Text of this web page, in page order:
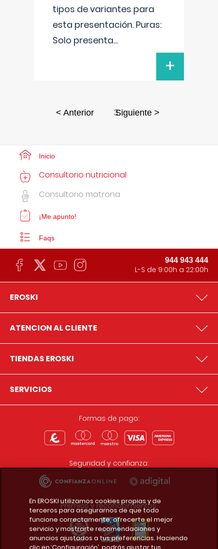
tipos de variantes para
esta presentación. Puras:
Solo presenta...
+
< Anterior 3Siguiente >
Inicio
Consultorio nutricional
Consultorio matrona
¡Me apunto!
Faqs
944 943 444
L-S de 9:00h a 22:00h
EROSKI
ATENCION AL CLIENTE
TIENDAS EROSKI
SERVICIOS
Formas de pago:
Seguridad y confianza:
Premios y reconocimientos:
En EROSKI utilizamos cookies propias y de
terceros para asegurarnos de que todo
funcione correctamente, ofrecerte el mejor
servicio y mostrarte recomendaciones y
anuncios ajustados a tus preferencias. Haciendo
clic en ‘Configuración’, podrás ajustar tus